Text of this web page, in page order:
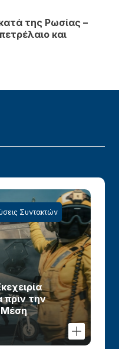
της Ρωσίας –
και
Συντακτών
την
Μέση